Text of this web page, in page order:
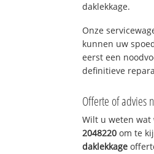
daklekkage.
Onze
kunnen uw
eerst een
definitieve
Offerte of advies
Wilt u weten
2048220 om te
daklekkage